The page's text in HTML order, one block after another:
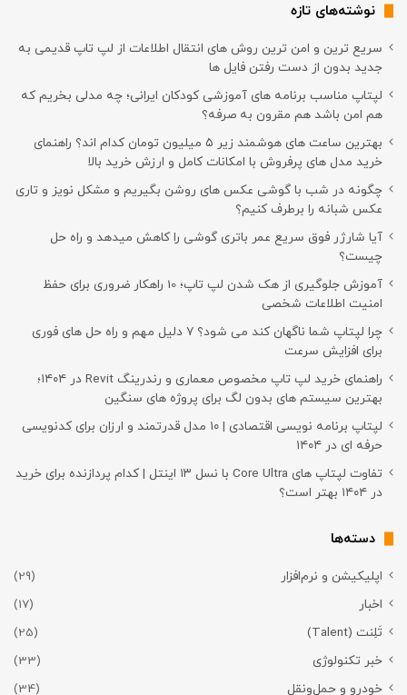
نوشته‌های تازه
سریع ترین و امن ترین روش های انتقال اطلاعات از لپ تاپ قدیمی به
جدید بدون از دست رفتن فایل ها
لپتاپ مناسب برنامه های آموزشی کودکان ایرانی؛ چه مدلی بخریم که
هم امن باشد هم مقرون به صرفه؟
بهترین ساعت های هوشمند زیر ۵ میلیون تومان کدام اند؟ راهنمای
خرید مدل های پرفروش با امکانات کامل و ارزش خرید بالا
چگونه در شب با گوشی عکس های روشن بگیریم و مشکل نویز و تاری
عکس شبانه را برطرف کنیم؟
آیا شارژر فوق سریع عمر باتری گوشی را کاهش میدهد و راه حل
چیست؟
آموزش جلوگیری از هک شدن لپ تاپ؛ 10 راهکار ضروری برای حفظ
امنیت اطلاعات شخصی
چرا لپتاپ شما ناگهان کند می شود؟ ۷ دلیل مهم و راه حل های فوری
برای افزایش سرعت
راهنمای خرید لپ تاپ مخصوص معماری و رندرینگ Revit در ۱۴۰۴؛
بهترین سیستم های بدون لگ برای پروژه های سنگین
لپتاپ برنامه نویسی اقتصادی | ۱۰ مدل قدرتمند و ارزان برای کدنویسی
حرفه ای در ۱۴۰۴
تفاوت لپتاپ های Core Ultra با نسل ۱۳ اینتل | کدام پردازنده برای خرید
در ۱۴۰۴ بهتر است؟
دسته‌ها
اپلیکیشن و نرم‌افزار
(29)
اخبار
(17)
تَلِنت (Talent)
(25)
خبر تکنولوژی
(33)
خودرو و حمل‌و‌نقل
(34)